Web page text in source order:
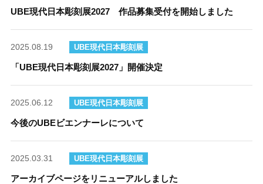
UBE現代日本彫刻展2027 作品募集受付を開始しました
2025.08.19 UBE現代日本彫刻展
「UBE現代日本彫刻展2027」開催決定
2025.06.12 UBE現代日本彫刻展
今後のUBEビエンナーレについて
2025.03.31 UBE現代日本彫刻展
アーカイブページをリニューアルしました